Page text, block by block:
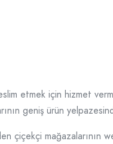
etmek için hizmet
geniş ürün
çiçekçi mağazalarının